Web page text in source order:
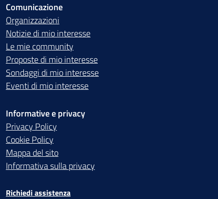
Comunicazione
Organizzazioni
Notizie di mio interesse
Le mie community
Proposte di mio interesse
Sondaggi di mio interesse
Eventi di mio interesse
Informative e privacy
Privacy Policy
Cookie Policy
Mappa del sito
Informativa sulla privacy
Richiedi assistenza